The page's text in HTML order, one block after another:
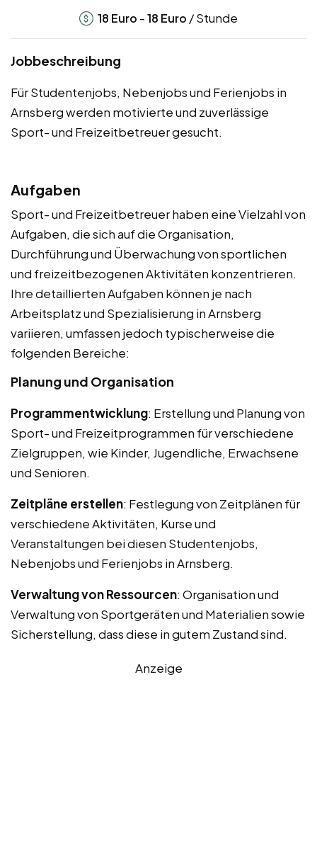
18 Euro -18 Euro / Stunde
Jobbeschreibung
Für Studentenjobs, Nebenjobs und Ferienjobs in
Arnsberg werden motivierte und zuverlässige
Sport- und Freizeitbetreuer gesucht.
Aufgaben
Sport- und Freizeitbetreuer haben eine Vielzahl von
Aufgaben, die sich auf die Organisation,
Durchführung und Überwachung von sportlichen
und freizeitbezogenen Aktivitäten konzentrieren.
Ihre detaillierten Aufgaben können je nach
Arbeitsplatz und Spezialisierung in Arnsberg
variieren, umfassen jedoch typischerweise die
folgenden Bereiche:
Planung und Organisation
Programmentwicklung: Erstellung und Planung von
Sport- und Freizeitprogrammen für verschiedene
Zielgruppen, wie Kinder, Jugendliche, Erwachsene
und Senioren.
Zeitpläne erstellen: Festlegung von Zeitplänen für
verschiedene Aktivitäten, Kurse und
Veranstaltungen bei diesen Studentenjobs,
Nebenjobs und Ferienjobs in Arnsberg.
Verwaltung von Ressourcen: Organisation und
Verwaltung von Sportgeräten und Materialien sowie
Sicherstellung, dass diese in gutem Zustand sind.
Anzeige